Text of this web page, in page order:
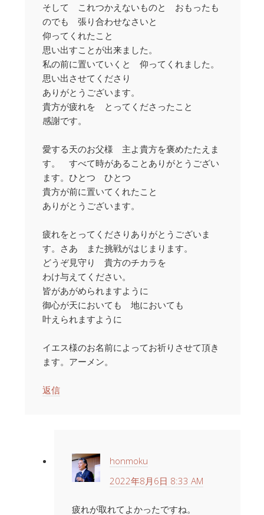
そして これつかえないものと おもったも
のでも 張り合わせなさいと
仰ってくれたこと
思い出すことが出来ました。
私の前に置いていくと 仰ってくれました。
思い出させてくださり
ありがとうございます。
貴方が疲れを とってくださったこと
感謝です。
愛する天のお父様 主よ貴方を褒めたたえま
す。 すべて時があることありがとうござい
ます。ひとつ ひとつ
貴方が前に置いてくれたこと
ありがとうございます。
疲れをとってくださりありがとうございま
す。さあ また挑戦がはじまります。
どうぞ見守り 貴方のチカラを
わけ与えてください。
皆があがめられますように
御心が天においても 地においても
叶えられますように
イエス様のお名前によってお祈りさせて頂き
ます。アーメン。
返信
honmoku
2022年8月6日 8:33 AM
疲れが取れてよかったですね。